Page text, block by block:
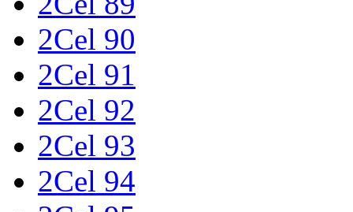
2Cel 90
2Cel 91
2Cel 92
2Cel 93
2Cel 94